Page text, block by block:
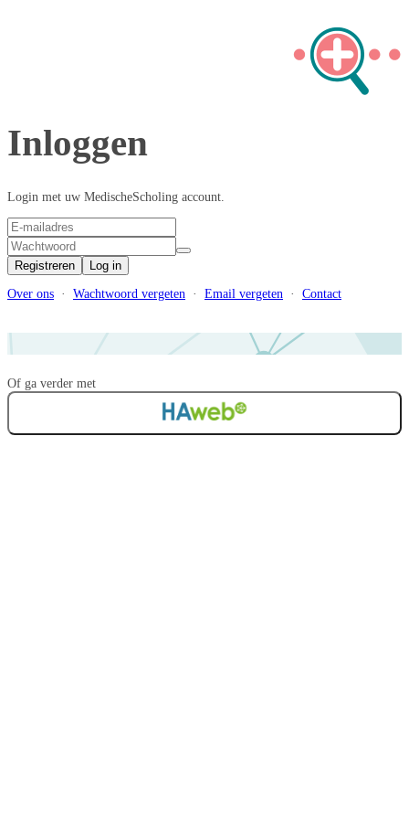
Inloggen
Login met uw MedischeScholing account.
Registreren Log in
Over ons · Wachtwoord vergeten · Email vergeten · Contact
Of ga verder met